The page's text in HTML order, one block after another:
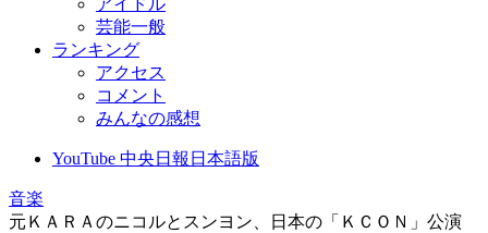
アイドル
芸能一般
ランキング
アクセス
コメント
みんなの感想
YouTube 中央日報日本語版
音楽
元ＫＡＲＡのニコルとスンヨン、日本の「ＫＣＯＮ」公演